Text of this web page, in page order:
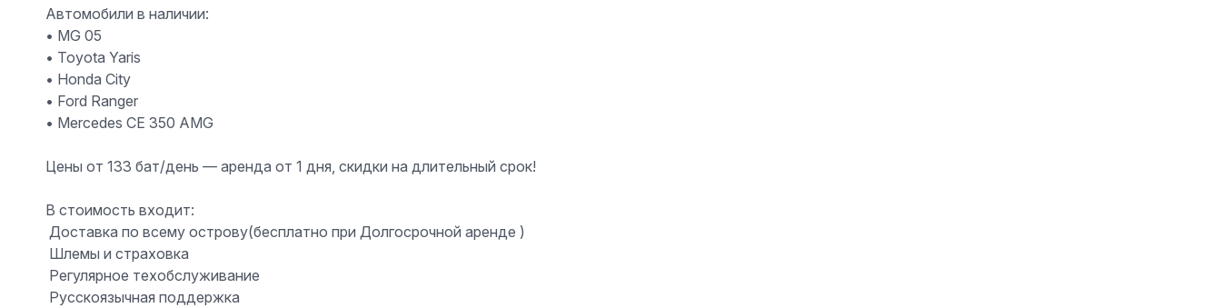
Автомобили в наличии:
•⁠ ⁠MG 05
•⁠ ⁠Toyota Yaris
•⁠ ⁠Honda City
•⁠ ⁠Ford Ranger
•⁠ ⁠Mercedes CE 350 AMG
Цены от 133 бат/день — аренда от 1 дня, скидки на длительный срок!
В стоимость входит:
️ Доставка по всему острову(бесплатно при Долгосрочной аренде )
️ Шлемы и страховка
️ Регулярное техобслуживание
️ Русскоязычная поддержка